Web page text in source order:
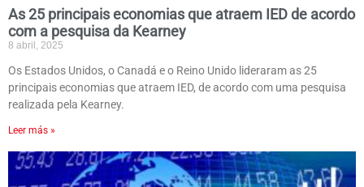
As 25 principais economias que atraem IED de acordo
com a pesquisa da Kearney
8 abril, 2025
Os Estados Unidos, o Canadá e o Reino Unido lideraram as 25
principais economias que atraem IED, de acordo com uma pesquisa
realizada pela Kearney.
Leer más »